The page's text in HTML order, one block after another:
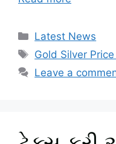
Categories
Latest News
Tags
Gold Silver
Leave a